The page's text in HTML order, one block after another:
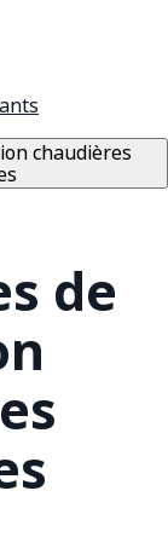
chaudières
de